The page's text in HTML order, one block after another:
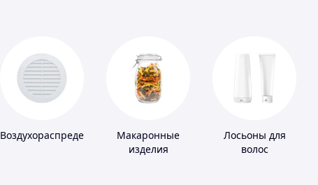
ВоздухораспределителиМакаронные
изделия
Лосьоны для
волос